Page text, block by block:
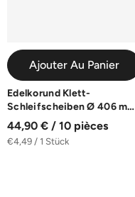
Ajouter Au Panier
Edelkorund Klett-
Schleifscheiben Ø 406 mm
| 10er-Pack | K60-K180
44,90 € / 10 pièces
€4,49 / 1 Stück